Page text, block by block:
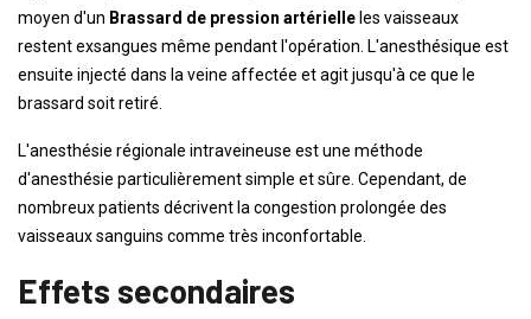
moyen d'un Brassard de pression artérielle les vaisseaux
restent exsangues même pendant l'opération. L'anesthésique est
ensuite injecté dans la veine affectée et agit jusqu'à ce que le
brassard soit retiré.
L'anesthésie régionale intraveineuse est une méthode
d'anesthésie particulièrement simple et sûre. Cependant, de
nombreux patients décrivent la congestion prolongée des
vaisseaux sanguins comme très inconfortable.
Effets secondaires